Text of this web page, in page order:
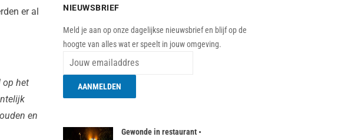
er al
op het
en
NIEUWSBRIEF
Meld je aan op onze dagelijkse nieuwsbrief en blijf op de
hoogte van alles wat er speelt in jouw omgeving.
Gewonde in restaurant •